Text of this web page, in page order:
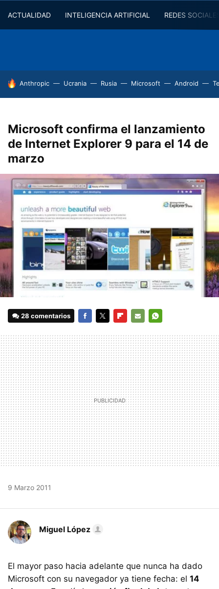
ACTUALIDAD INTELIGENCIA ARTIFICIAL REDES
HOY SE HABLA DE
Anthropic Ucrania Rusia Microsoft Android
Microsoft confirma el lanzamiento
de Internet Explorer 9 para el 14 de
marzo
28 comentarios
MAIL
9 Marzo 2011
Miguel López
El mayor paso hacia adelante que nunca ha dado
Microsoft con su navegador ya tiene fecha: el 14